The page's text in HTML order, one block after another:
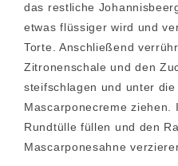
das restliche
etwas flüssiger wird und
Torte. Anschließend
Zitronenschale und den
steifschlagen und unter
Mascarponecreme
Rundtülle füllen und den
Mascarponesahne